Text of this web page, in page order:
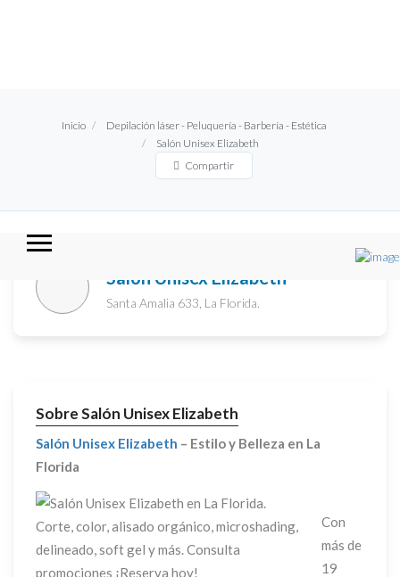
Inicio
Depilación láser - Peluquería - Barbería - Estética
Salón Unisex Elizabeth
Compartir
Salón Unisex Elizabeth
Santa Amalia 633, La Florida.
Sobre Salón Unisex Elizabeth
Salón Unisex Elizabeth – Estilo y Belleza en La
Florida
Con
más de
19